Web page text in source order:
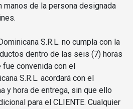
manos de la persona designada
S.R.L. no cumpla con la
dentro de las seis (7) horas
convenida con el
S.R.L. acordará con el
y hora de entrega, sin que ello
para el CLIENTE. Cualquier